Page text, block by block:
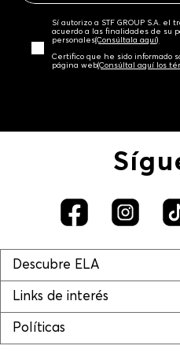
Sí autorizo a STF GROUP S.A.
acuerdo a las finalidades de su
personales‎(Consúltala aquí)
Certifico que he sido informado
página web‎(Consúltal aquí los
Descubre ELA
Links de interés
Políticas